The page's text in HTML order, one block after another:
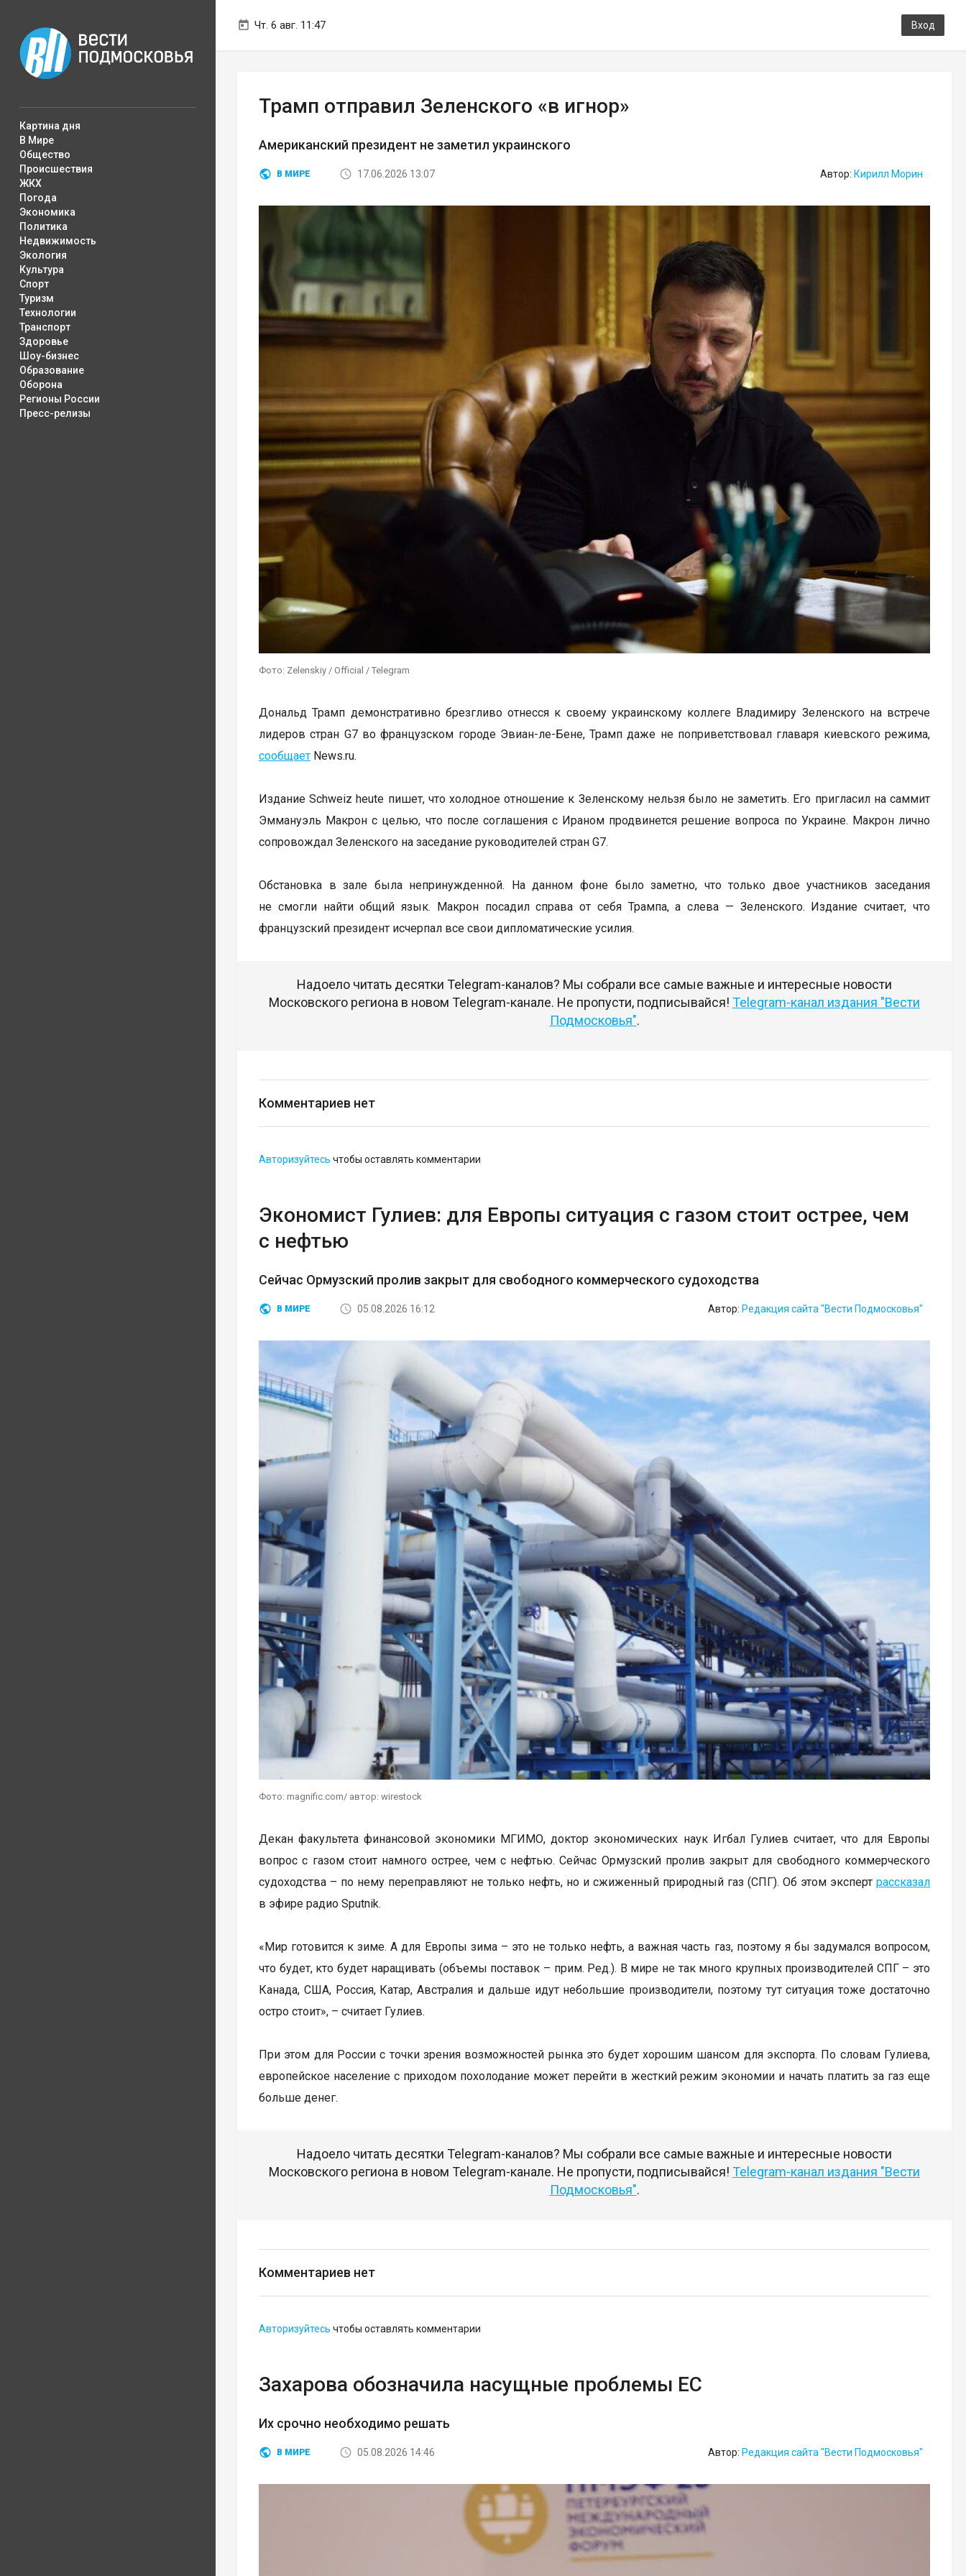
Чт. 6 авг. 11:47 Вход
Картина дня
В Мире
Общество
Происшествия
ЖКХ
Погода
Экономика
Политика
Недвижимость
Экология
Культура
Спорт
Туризм
Технологии
Транспорт
Здоровье
Шоу-бизнес
Образование
Оборона
Регионы России
Пресс-релизы
Трамп отправил Зеленского «в игнор»
Американский президент не заметил украинского
В МИРЕ 17.06.2026 13:07 Автор: Кирилл Морин
Фото: Zelenskiy / Official / Telegram
Дональд Трамп демонстративно брезгливо отнесся к своему украинскому коллеге Владимиру Зеленского на встрече
лидеров стран G7 во французском городе Эвиан-ле-Бене, Трамп даже не поприветствовал главаря киевского режима,
сообщает News.ru.
Издание Schweiz heute пишет, что холодное отношение к Зеленскому нельзя было не заметить. Его пригласил на саммит
Эммануэль Макрон с целью, что после соглашения с Ираном продвинется решение вопроса по Украине. Макрон лично
сопровождал Зеленского на заседание руководителей стран G7.
Обстановка в зале была непринужденной. На данном фоне было заметно, что только двое участников заседания
не смогли найти общий язык. Макрон посадил справа от себя Трампа, а слева — Зеленского. Издание считает, что
французский президент исчерпал все свои дипломатические усилия.
Надоело читать десятки Telegram-каналов? Мы собрали все самые важные и интересные новости
Московского региона в новом Telegram-канале. Не пропусти, подписывайся! Telegram-канал издания "Вести
Подмосковья".
Комментариев нет
Авторизуйтесь чтобы оставлять комментарии
Экономист Гулиев: для Европы ситуация с газом стоит острее, чем
с нефтью
Сейчас Ормузский пролив закрыт для свободного коммерческого судоходства
В МИРЕ 05.08.2026 16:12 Автор: Редакция сайта "Вести Подмосковья"
Фото: magnific.com/ автор: wirestock
Декан факультета финансовой экономики МГИМО, доктор экономических наук Игбал Гулиев считает, что для Европы
вопрос с газом стоит намного острее, чем с нефтью. Сейчас Ормузский пролив закрыт для свободного коммерческого
судоходства – по нему переправляют не только нефть, но и сжиженный природный газ (СПГ). Об этом эксперт рассказал
в эфире радио Sputnik.
«Мир готовится к зиме. А для Европы зима – это не только нефть, а важная часть газ, поэтому я бы задумался вопросом,
что будет, кто будет наращивать (объемы поставок – прим. Ред.). В мире не так много крупных производителей СПГ – это
Канада, США, Россия, Катар, Австралия и дальше идут небольшие производители, поэтому тут ситуация тоже достаточно
остро стоит», – считает Гулиев.
При этом для России с точки зрения возможностей рынка это будет хорошим шансом для экспорта. По словам Гулиева,
европейское население с приходом похолодание может перейти в жесткий режим экономии и начать платить за газ еще
больше денег.
Надоело читать десятки Telegram-каналов? Мы собрали все самые важные и интересные новости
Московского региона в новом Telegram-канале. Не пропусти, подписывайся! Telegram-канал издания "Вести
Подмосковья".
Комментариев нет
Авторизуйтесь чтобы оставлять комментарии
Захарова обозначила насущные проблемы ЕС
Их срочно необходимо решать
В МИРЕ 05.08.2026 14:46 Автор: Редакция сайта "Вести Подмосковья"